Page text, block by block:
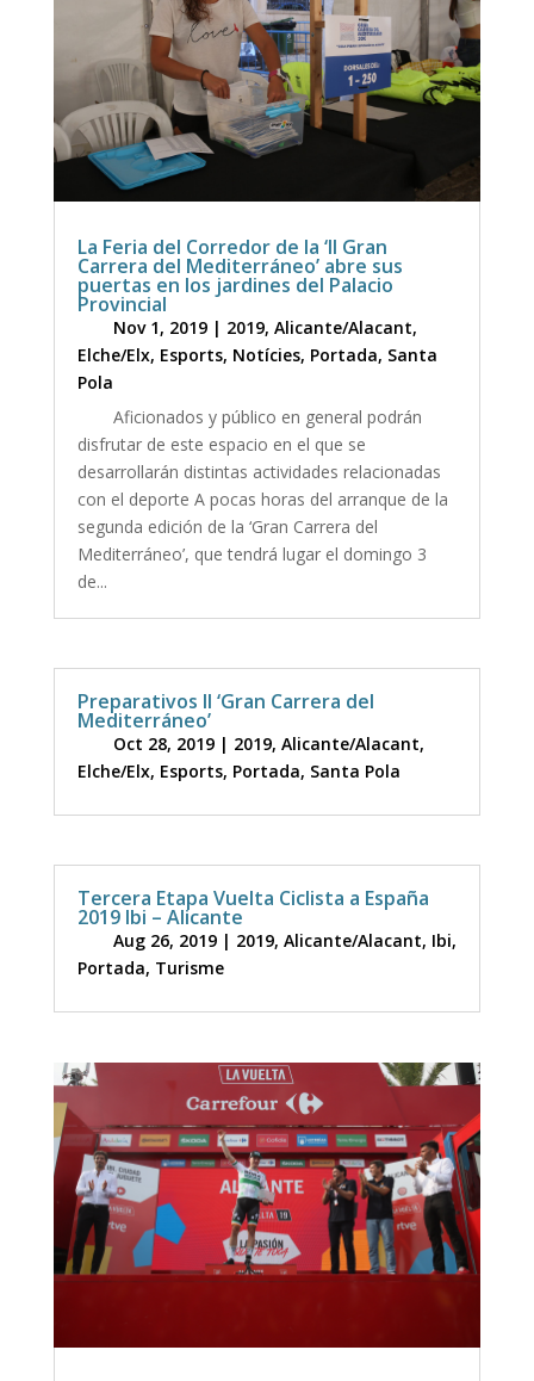
La Feria del Corredor de la ‘II Gran
Carrera del Mediterráneo’ abre sus
puertas en los jardines del Palacio
Provincial
Nov 1, 2019| 2019, Alicante/Alacant,
Elche/Elx, Esports, Notícies, Portada, Santa
Pola
Aficionados y público en general podrán
disfrutar de este espacio en el que se
desarrollarán distintas actividades relacionadas
con el deporte A pocas horas del arranque de la
segunda edición de la ‘Gran Carrera del
Mediterráneo’, que tendrá lugar el domingo 3
de...
Preparativos II ‘Gran Carrera del
Mediterráneo’
Oct 28, 2019| 2019, Alicante/Alacant,
Elche/Elx, Esports, Portada, Santa Pola
Tercera Etapa Vuelta Ciclista a España
2019 Ibi – Alicante
Aug 26, 2019| 2019, Alicante/Alacant, Ibi,
Portada, Turisme